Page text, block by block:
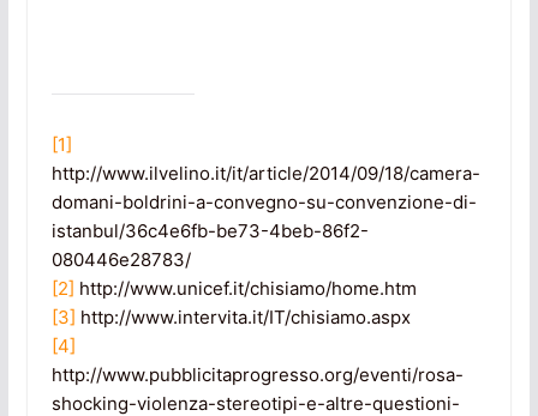
[1]
http://www.ilvelino.it/it/article/2014/09/18/camera-
domani-boldrini-a-convegno-su-convenzione-di-
istanbul/36c4e6fb-be73-4beb-86f2-
080446e28783/
[2] http://www.unicef.it/chisiamo/home.htm
[3] http://www.intervita.it/IT/chisiamo.aspx
[4]
http://www.pubblicitaprogresso.org/eventi/rosa-
shocking-violenza-stereotipi-e-altre-questioni-